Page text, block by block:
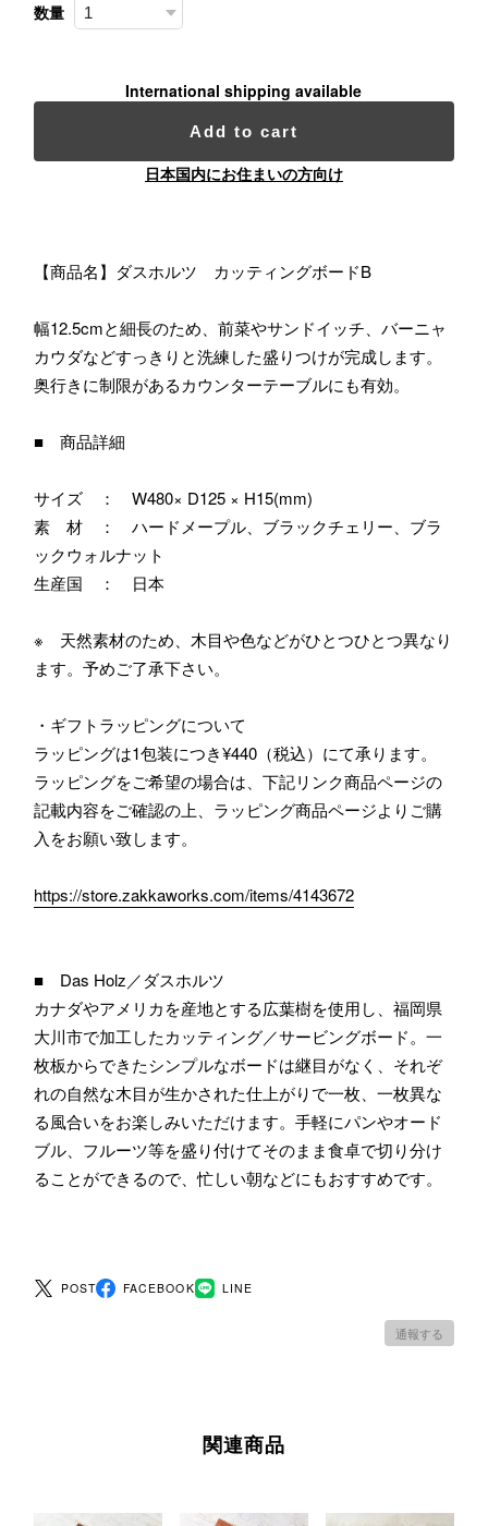
数量
International shipping available
Add to cart
日本国内にお住まいの方向け
【商品名】ダスホルツ カッティングボードB
幅12.5cmと細長のため、前菜やサンドイッチ、バーニャ
カウダなどすっきりと洗練した盛りつけが完成します。
奥行きに制限があるカウンターテーブルにも有効。
■ 商品詳細
サイズ ： W480× D125 × H15(mm)
素 材 ： ハードメープル、ブラックチェリー、ブラ
ックウォルナット
生産国 ： 日本
※ 天然素材のため、木目や色などがひとつひとつ異なり
ます。予めご了承下さい。
・ギフトラッピングについて
ラッピングは1包装につき¥440（税込）にて承ります。
ラッピングをご希望の場合は、下記リンク商品ページの
記載内容をご確認の上、ラッピング商品ページよりご購
入をお願い致します。
https://store.zakkaworks.com/items/4143672
■ Das Holz／ダスホルツ
カナダやアメリカを産地とする広葉樹を使用し、福岡県
大川市で加工したカッティング／サービングボード。一
枚板からできたシンプルなボードは継目がなく、それぞ
れの自然な木目が生かされた仕上がりで一枚、一枚異な
る風合いをお楽しみいただけます。手軽にパンやオード
ブル、フルーツ等を盛り付けてそのまま食卓で切り分け
ることができるので、忙しい朝などにもおすすめです。
POST FACEBOOK LINE
通報する
関連商品